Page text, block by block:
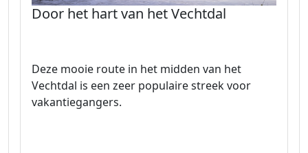
Door het hart van het Vechtdal
Deze mooie route in het midden van het
Vechtdal is een zeer populaire streek voor
vakantiegangers.